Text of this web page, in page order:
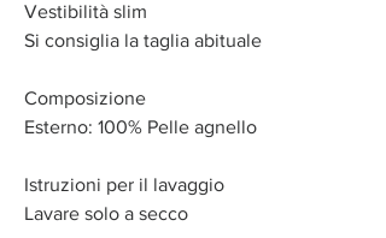
Vestibilità slim
Si consiglia la taglia abituale
Composizione
Esterno: 100% Pelle agnello
Istruzioni per il lavaggio
Lavare solo a secco